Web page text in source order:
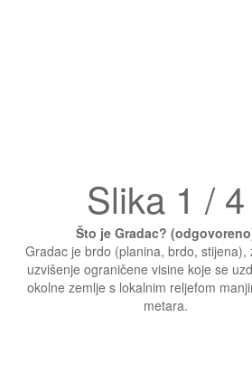
Slika 1 / 4
Što je Gradac?
Gradac je brdo (planina, brdo, stijena),
uzvišenje ograničene visine koje se
okolne zemlje s lokalnim reljefom
metara.